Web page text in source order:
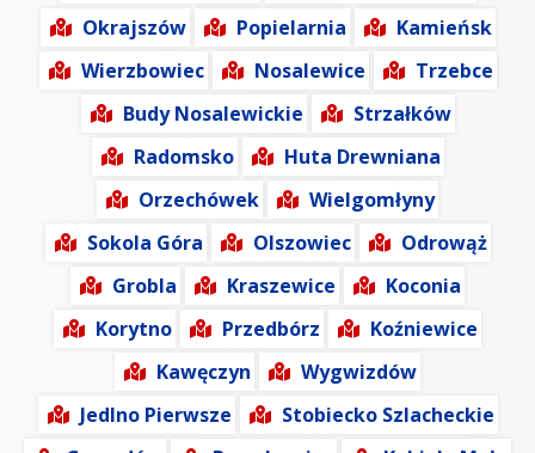
Okrajszów
Popielarnia
Kamieńsk
Wierzbowiec
Nosalewice
Trzebce
Budy Nosalewickie
Strzałków
Radomsko
Huta Drewniana
Orzechówek
Wielgomłyny
Sokola Góra
Olszowiec
Odrowąż
Grobla
Kraszewice
Koconia
Korytno
Przedbórz
Koźniewice
Kawęczyn
Wygwizdów
Jedlno Pierwsze
Stobiecko Szlacheckie